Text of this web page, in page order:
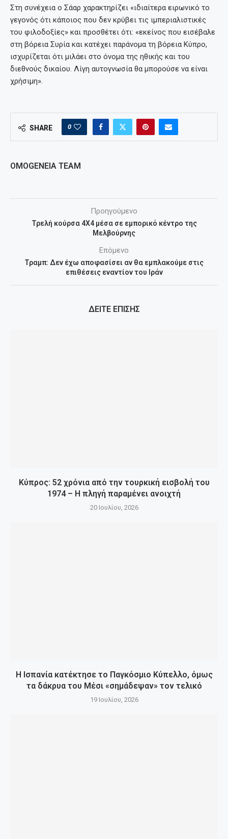
Στη συνέχεια ο Σάαρ χαρακτηρίζει «ιδιαίτερα ειρωνικό το
γεγονός ότι κάποιος που δεν κρύβει τις ιμπεριαλιστικές
του φιλοδοξίες» και προσθέτει ότι: «εκείνος που εισέβαλε
στη βόρεια Συρία και κατέχει παράνομα τη βόρεια Κύπρο,
ισχυρίζεται ότι μιλάει στο όνομα της ηθικής και του
διεθνούς δικαίου. Λίγη αυτογνωσία θα μπορούσε να είναι
χρήσιμη».
SHARE 0
OMOGENEIA TEAM
Προηγούμενο
Τρελή κούρσα 4Χ4 μέσα σε εμπορικό κέντρο της
Μελβούρνης
Επόμενο
Τραμπ: Δεν έχω αποφασίσει αν θα εμπλακούμε στις
επιθέσεις εναντίον του Ιράν
ΔΕΙΤΕ ΕΠΙΣΗΣ
Κύπρος: 52 χρόνια από την τουρκική εισβολή του
1974 – Η πληγή παραμένει ανοιχτή
20 Ιουλίου, 2026
Η Ισπανία κατέκτησε το Παγκόσμιο Κύπελλο, όμως
τα δάκρυα του Μέσι «σημάδεψαν» τον τελικό
19 Ιουλίου, 2026